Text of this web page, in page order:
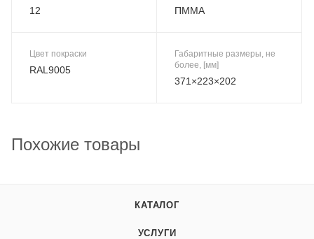
12 ПММА
Цвет покраски
RAL9005
Габаритные размеры, не
более, [мм]
371×223×202
Похожие товары
КАТАЛОГ
УСЛУГИ